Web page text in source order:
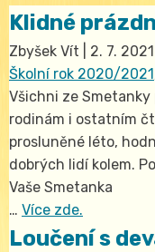
Klidné
Zbyšek Vít 2. 7. 2021
Školní rok 2020/2021
Všichni ze
rodinám i ostatním
prosluněné léto,
dobrých lidí kolem.
Vaše Smetanka
… Více zde.
Loučení s